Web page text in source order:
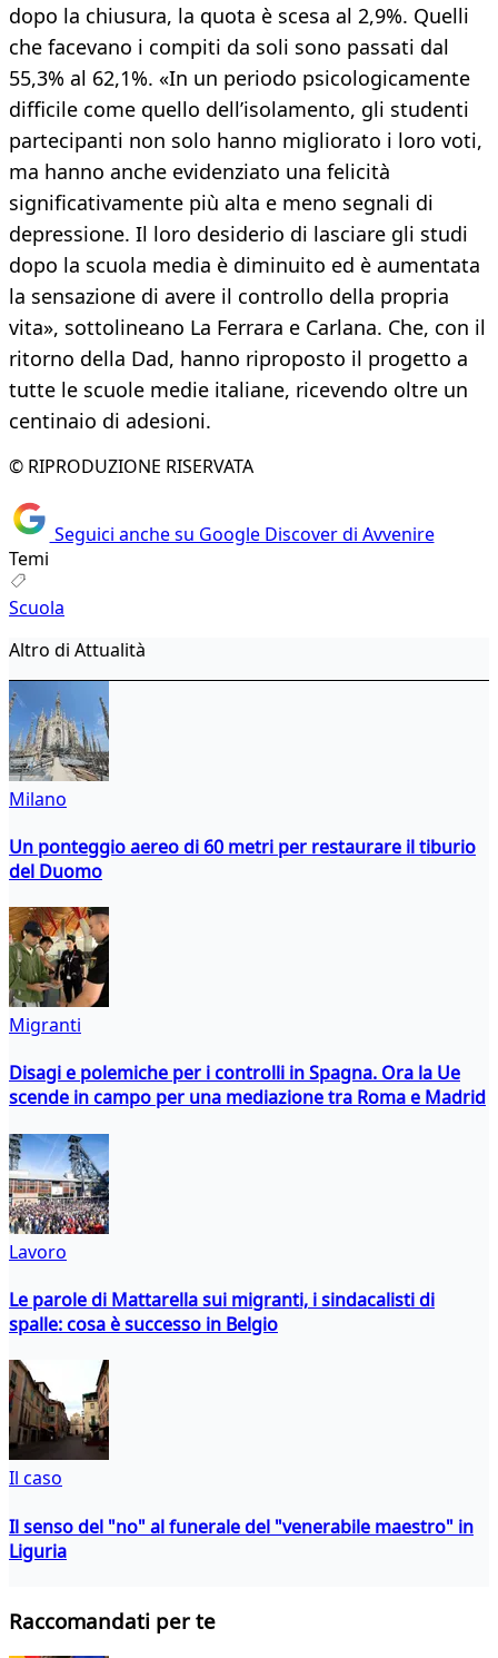
dopo la chiusura, la quota è scesa al 2,9%. Quelli
che facevano i compiti da soli sono passati dal
55,3% al 62,1%. «In un periodo psicologicamente
difficile come quello dell’isolamento, gli studenti
partecipanti non solo hanno migliorato i loro voti,
ma hanno anche evidenziato una felicità
significativamente più alta e meno segnali di
depressione. Il loro desiderio di lasciare gli studi
dopo la scuola media è diminuito ed è aumentata
la sensazione di avere il controllo della propria
vita», sottolineano La Ferrara e Carlana. Che, con il
ritorno della Dad, hanno riproposto il progetto a
tutte le scuole medie italiane, ricevendo oltre un
centinaio di adesioni.
© RIPRODUZIONE RISERVATA
Seguici anche su Google Discover di Avvenire
Temi
Scuola
Altro di Attualità
Milano
Un ponteggio aereo di 60 metri per restaurare il tiburio
del Duomo
Migranti
Disagi e polemiche per i controlli in Spagna. Ora la Ue
scende in campo per una mediazione tra Roma e Madrid
Lavoro
Le parole di Mattarella sui migranti, i sindacalisti di
spalle: cosa è successo in Belgio
Il caso
Il senso del "no" al funerale del "venerabile maestro" in
Liguria
Raccomandati per te